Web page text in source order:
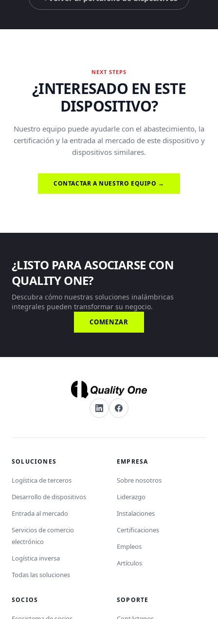
NEXT STEPS
¿INTERESADO EN ESTE
DISPOSITIVO?
Nuestro equipo puede ayudarle con el abastecimiento, la
certificación y la entrada al mercado de este dispositivo y
dispositivos similares.
CONTACTAR A NUESTRO EQUIPO →
¿LISTO PARA ASOCIARSE CON
QUALITY ONE?
Descubra cómo nuestras soluciones inalámbricas
integrales pueden transformar su negocio.
COMENZAR
SOLUCIONES
Logística de terceros
Desarrollo de dispositivos
Entrada al mercado
Servicios de comercio
electrónico
Logística inversa
Todas las soluciones
EMPRESA
Sobre nosotros
Liderazgo
Instalaciones
Certificaciones
Empleos
Artículos
SOCIOS SOPORTE